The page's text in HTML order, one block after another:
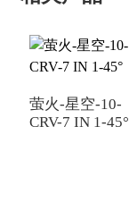
萤火-星空-10-
CRV-7 IN 1-45°